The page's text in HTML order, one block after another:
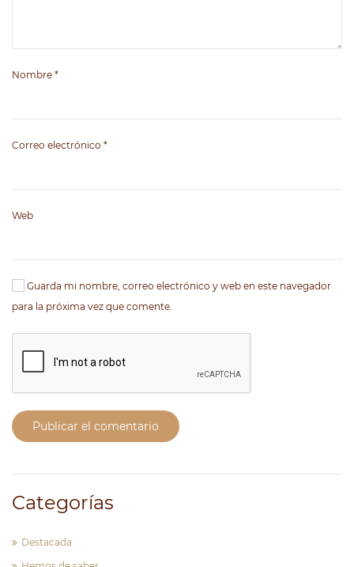
Nombre *
Correo electrónico *
Web
Guarda mi nombre, correo electrónico y web en este navegador
para la próxima vez que comente.
Publicar el comentario
Categorías
Destacada